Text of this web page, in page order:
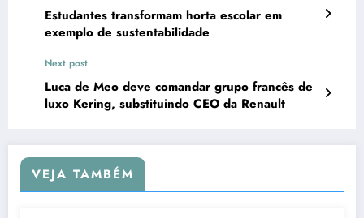
Estudantes transformam horta escolar em
exemplo de sustentabilidade
Next post
Luca de Meo deve comandar grupo francês de
luxo Kering, substituindo CEO da Renault
VEJA TAMBÉM